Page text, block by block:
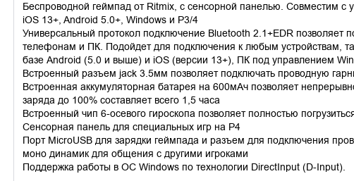
Беспроводной геймпад от Ritmix, с сенсорной панелью. Совместим с
iOS 13+, Android 5.0+, Windows и P3/4
Универсальный протокол подключение Bluetooth 2.1+EDR позволяет
телефонам и ПК. Подойдет для подключения к любым устройствам,
базе Android (5.0 и выше) и iOS (версии 13+), ПК под управлением
Встроенный разъем jack 3.5мм позволяет подключать проводную
Встроенная аккумуляторная батарея на 600мАч позволяет
заряда до 100% составляет всего 1,5 часа
Встроенный чип 6-осевого гироскопа позволяет полностью
Сенсорная панель для специальных игр на P4
Порт MicroUSB для зарядки геймпада и разъем для подключения
моно динамик для общения с другими игроками
Поддержка работы в ОС Windows по технологии DirectInput (D-Input).